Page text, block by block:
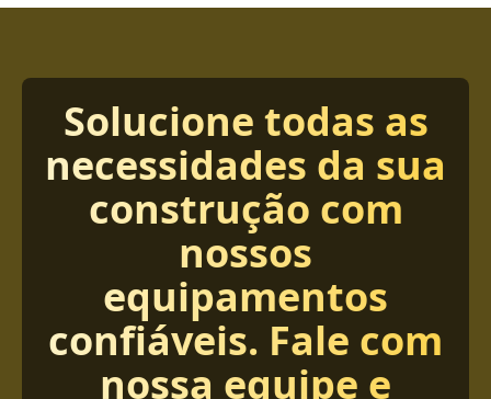
Solucione todas as
necessidades da sua
construção com
nossos
equipamentos
confiáveis. Fale com
nossa equipe e